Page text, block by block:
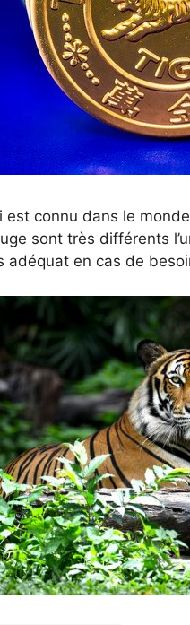
connu dans le
sont très différents
adéquat en cas de